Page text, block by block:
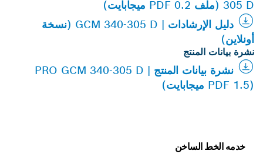
305 D (ملف PDF 0.2 ميجابايت)
دليل الإرشادات | GCM 340-305 D (نسخة
أونلاين)
نشرة بيانات المنتج
نشرة بيانات المنتج | PRO GCM 340-305 D
خدمه الخط الساخن